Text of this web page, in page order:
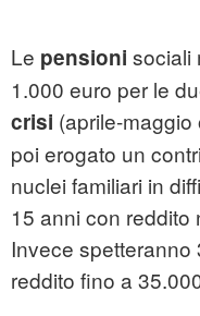
Le pensioni sociali
1.000 euro per le
crisi (aprile-
poi erogato un
nuclei familiari in
15 anni con
Invece
reddito fino a